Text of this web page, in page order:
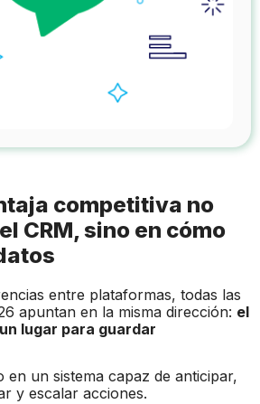
competitiva no
CRM, sino en cómo
entre plataformas, todas las
apuntan en la misma dirección: el
lugar para guardar
en un sistema capaz de anticipar,
y escalar acciones.